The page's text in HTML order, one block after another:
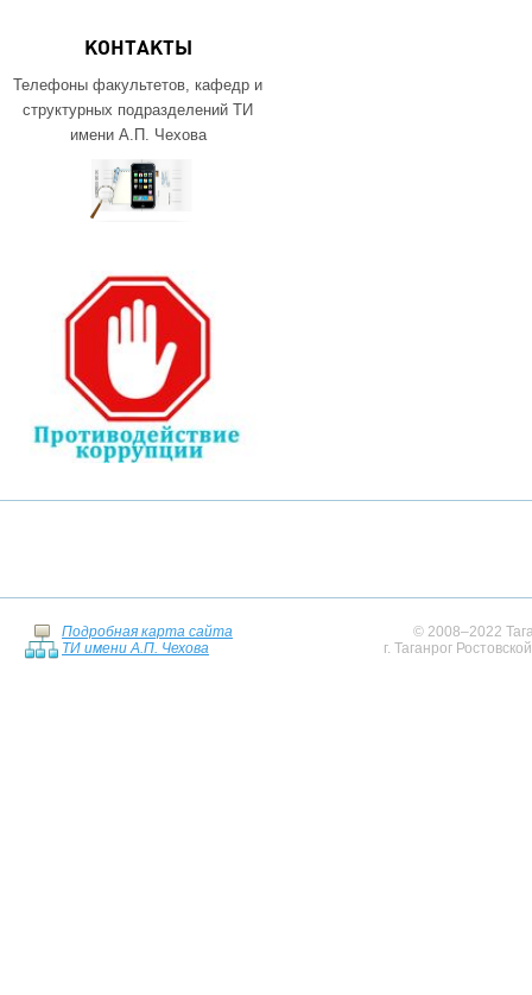
КОНТАКТЫ
Телефоны факультетов, кафедр и
структурных подразделений ТИ
имени А.П. Чехова
Подробная карта сайта
ТИ имени А.П. Чехова
© 2008–2022
г. Таганрог